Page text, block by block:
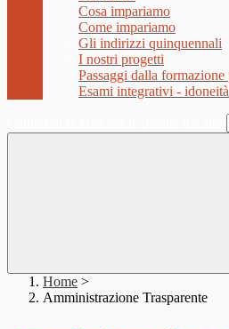
Cosa impariamo
Come impariamo
Gli indirizzi quinquennali
I nostri progetti
Passaggi dalla formazione
Esami integrativi - idoneità
Home >
Amministrazione Trasparente